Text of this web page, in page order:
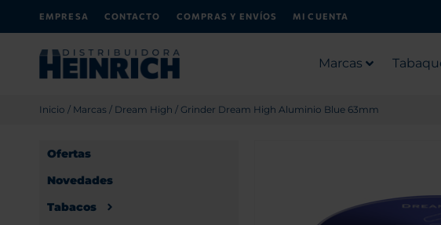
EMPRESA CONTACTO COMPRAS Y ENVÍOS MI CUENTA
Marcas
Inicio / Marcas / Dream High / Grinder Dream High Aluminio Blue 63mm
Ofertas
Novedades
Tabacos